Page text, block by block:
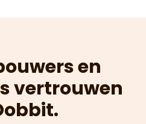
en
vertrouwen